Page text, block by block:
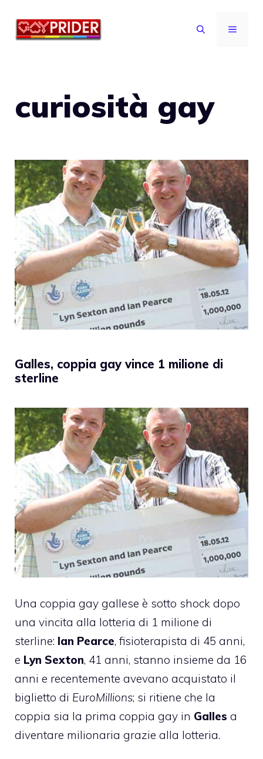
MENU
curiosità gay
Galles, coppia gay vince 1 milione di
sterline
Una coppia gay gallese è sotto shock dopo
una vincita alla lotteria di 1 milione di
sterline: Ian Pearce, fisioterapista di 45 anni,
e Lyn Sexton, 41 anni, stanno insieme da 16
anni e recentemente avevano acquistato il
biglietto di EuroMillions; si ritiene che la
coppia sia la prima coppia gay in Galles a
diventare milionaria grazie alla lotteria.